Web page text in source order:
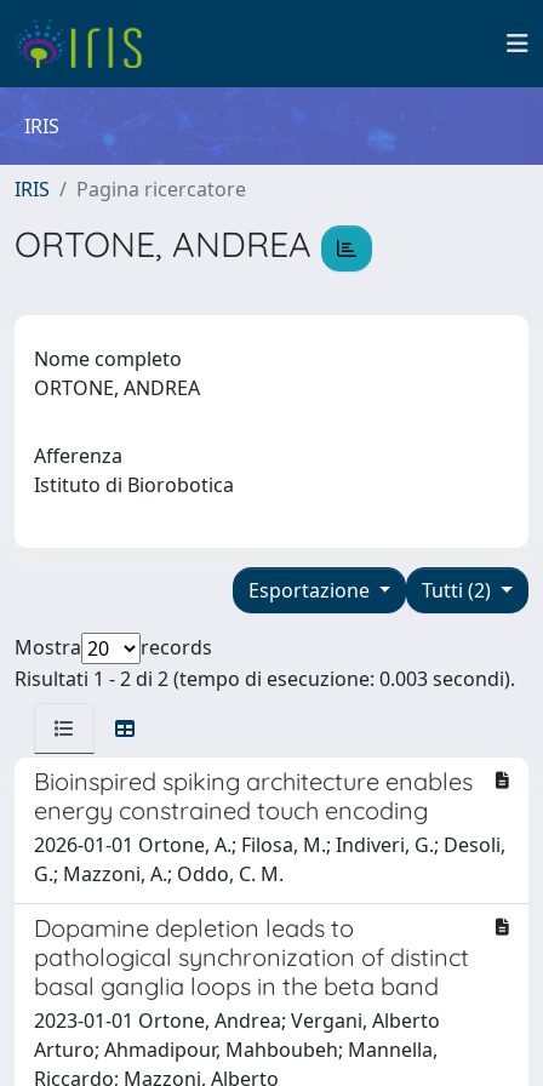
IRIS
IRIS Pagina ricercatore
ORTONE, ANDREA
Nome completo
ORTONE, ANDREA
Afferenza
Istituto di Biorobotica
Tutti (2)
Esportazione
Mostra
records
Risultati 1 - 2 di 2 (tempo di esecuzione: 0.003 secondi).
Bioinspired spiking architecture enables
energy constrained touch encoding
2026-01-01 Ortone, A.; Filosa, M.; Indiveri, G.; Desoli,
G.; Mazzoni, A.; Oddo, C. M.
Dopamine depletion leads to
pathological synchronization of distinct
basal ganglia loops in the beta band
2023-01-01 Ortone, Andrea; Vergani, Alberto
Arturo; Ahmadipour, Mahboubeh; Mannella,
Riccardo; Mazzoni, Alberto